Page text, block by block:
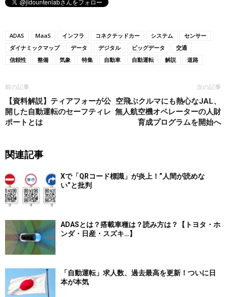
ADAS MaaS インフラ コネクテッドカー システム
センサー
ダイナミックマップ
データ デジタル ビッグデータ
交通
信頼性
整備 気象 特集 自動車 自動運転 解説 道路
前の記事
【資料解説】ティアフォーが公
開した自動運転のセーフティレ
ポートとは
次の記事
空飛ぶクルマにも熱心なJAL、
無人航空機オペレーターの人財
育成プログラムを開始へ
関連記事
Xで「QRコード標識」が炎上！”人間が読めな
い”と批判
ADASとは？搭載車種は？読み方は？【トヨタ・ホ
ンダ・日産・スズキ…】
「自動運転」求人数、過去最高を更新！ついに日
本が本気